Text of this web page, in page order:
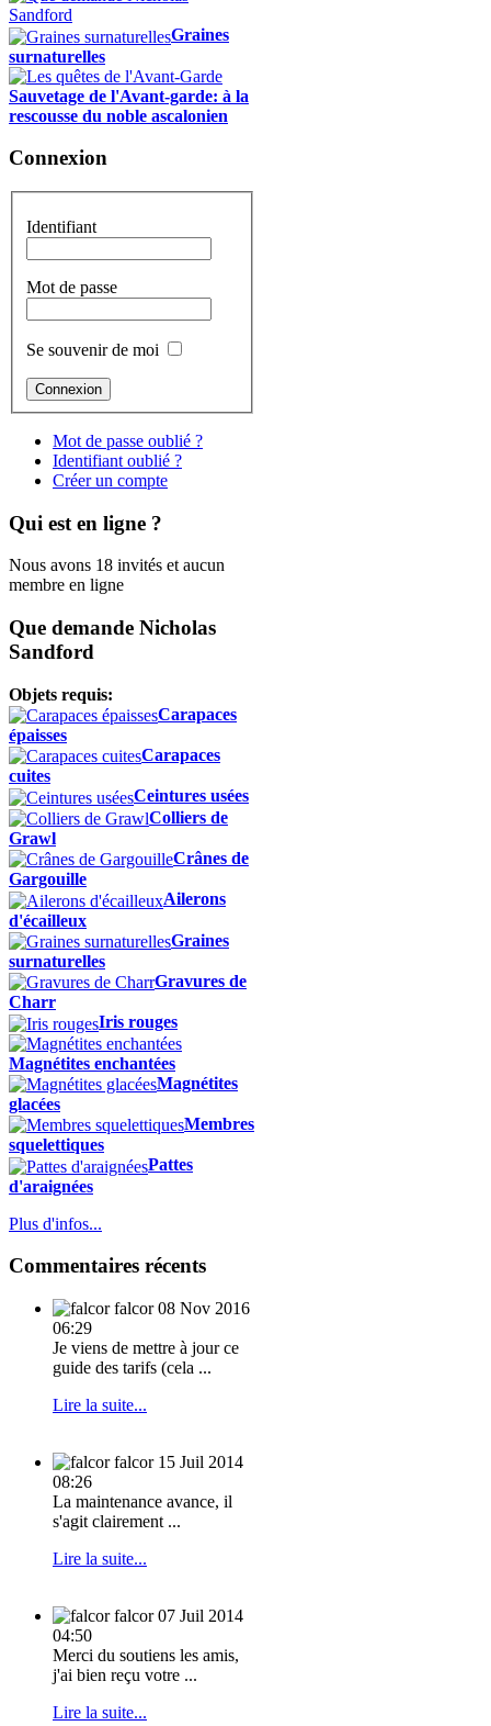
Graines
surnaturelles
Sauvetage de l'Avant-garde: à la
rescousse du noble ascalonien
Connexion
Identifiant
Mot de passe
Se souvenir de moi
Mot de passe oublié ?
Identifiant oublié ?
Créer un compte
Qui est en ligne ?
Nous avons 18 invités et aucun
membre en ligne
Que demande Nicholas
Sandford
Objets requis:
Carapaces
épaisses
Carapaces
cuites
Ceintures usées
Colliers de
Grawl
Crânes de
Gargouille
Ailerons
d'écailleux
Graines
surnaturelles
Gravures de
Charr
Iris rouges
Magnétites enchantées
Magnétites
glacées
Membres
squelettiques
Pattes
d'araignées
Plus d'infos...
Commentaires récents
falcor 08 Nov 2016
06:29
Je viens de mettre à jour ce
guide des tarifs (cela ...
Lire la suite...
falcor 15 Juil 2014
08:26
La maintenance avance, il
s'agit clairement ...
Lire la suite...
falcor 07 Juil 2014
04:50
Merci du soutiens les amis,
j'ai bien reçu votre ...
Lire la suite...